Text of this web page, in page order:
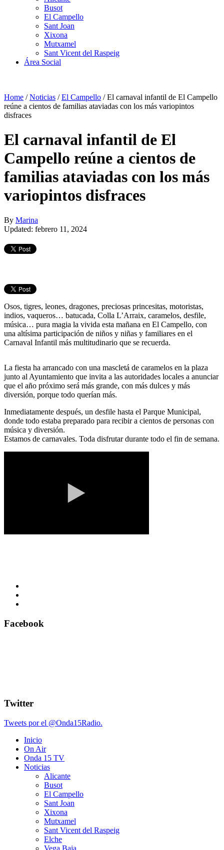
Busot
El Campello
Sant Joan
Xixona
Mutxamel
Sant Vicent del Raspeig
Área Social
Home /Noticias /El Campello /El carnaval infantil de El Campello
reúne a cientos de familias ataviadas con los más variopintos
disfraces
El carnaval infantil de El
Campello reúne a cientos de
familias ataviadas con los más
variopintos disfraces
By Marina
Updated: febrero 11, 2024
Osos, tigres, leones, dragones, preciosas princesitas, motoristas,
indios, vaqueros… batucada, Colla L’Arraix, caramelos, desfile,
música… pura magia la vivida esta mañana en El Campello, con
una altísima participación de niños y niñas y familiares en el
Carnaval Infantil más multitudinario que se recuerda.
La fiesta ha arrancado con una mascletá de caramelos en la plaza
junto al Ayuntamiento que invita a las autoridades locales a anunciar
que el año próximo será más grande, con más dulces y más
diversión, porque todo querían más.
Inmediatamente después, un desfile hasta el Parque Municipal,
donde todo estaba preparado para recibir a cientos de personas con
música y diversión.
Estamos de carnavales. Toda disfrutar durante todo el fin de semana.
Facebook
Twitter
Tweets por el @Onda15Radio.
Inicio
On Air
Onda 15 TV
Noticias
Alicante
Busot
El Campello
Sant Joan
Xixona
Mutxamel
Sant Vicent del Raspeig
Elche
Vega Baja